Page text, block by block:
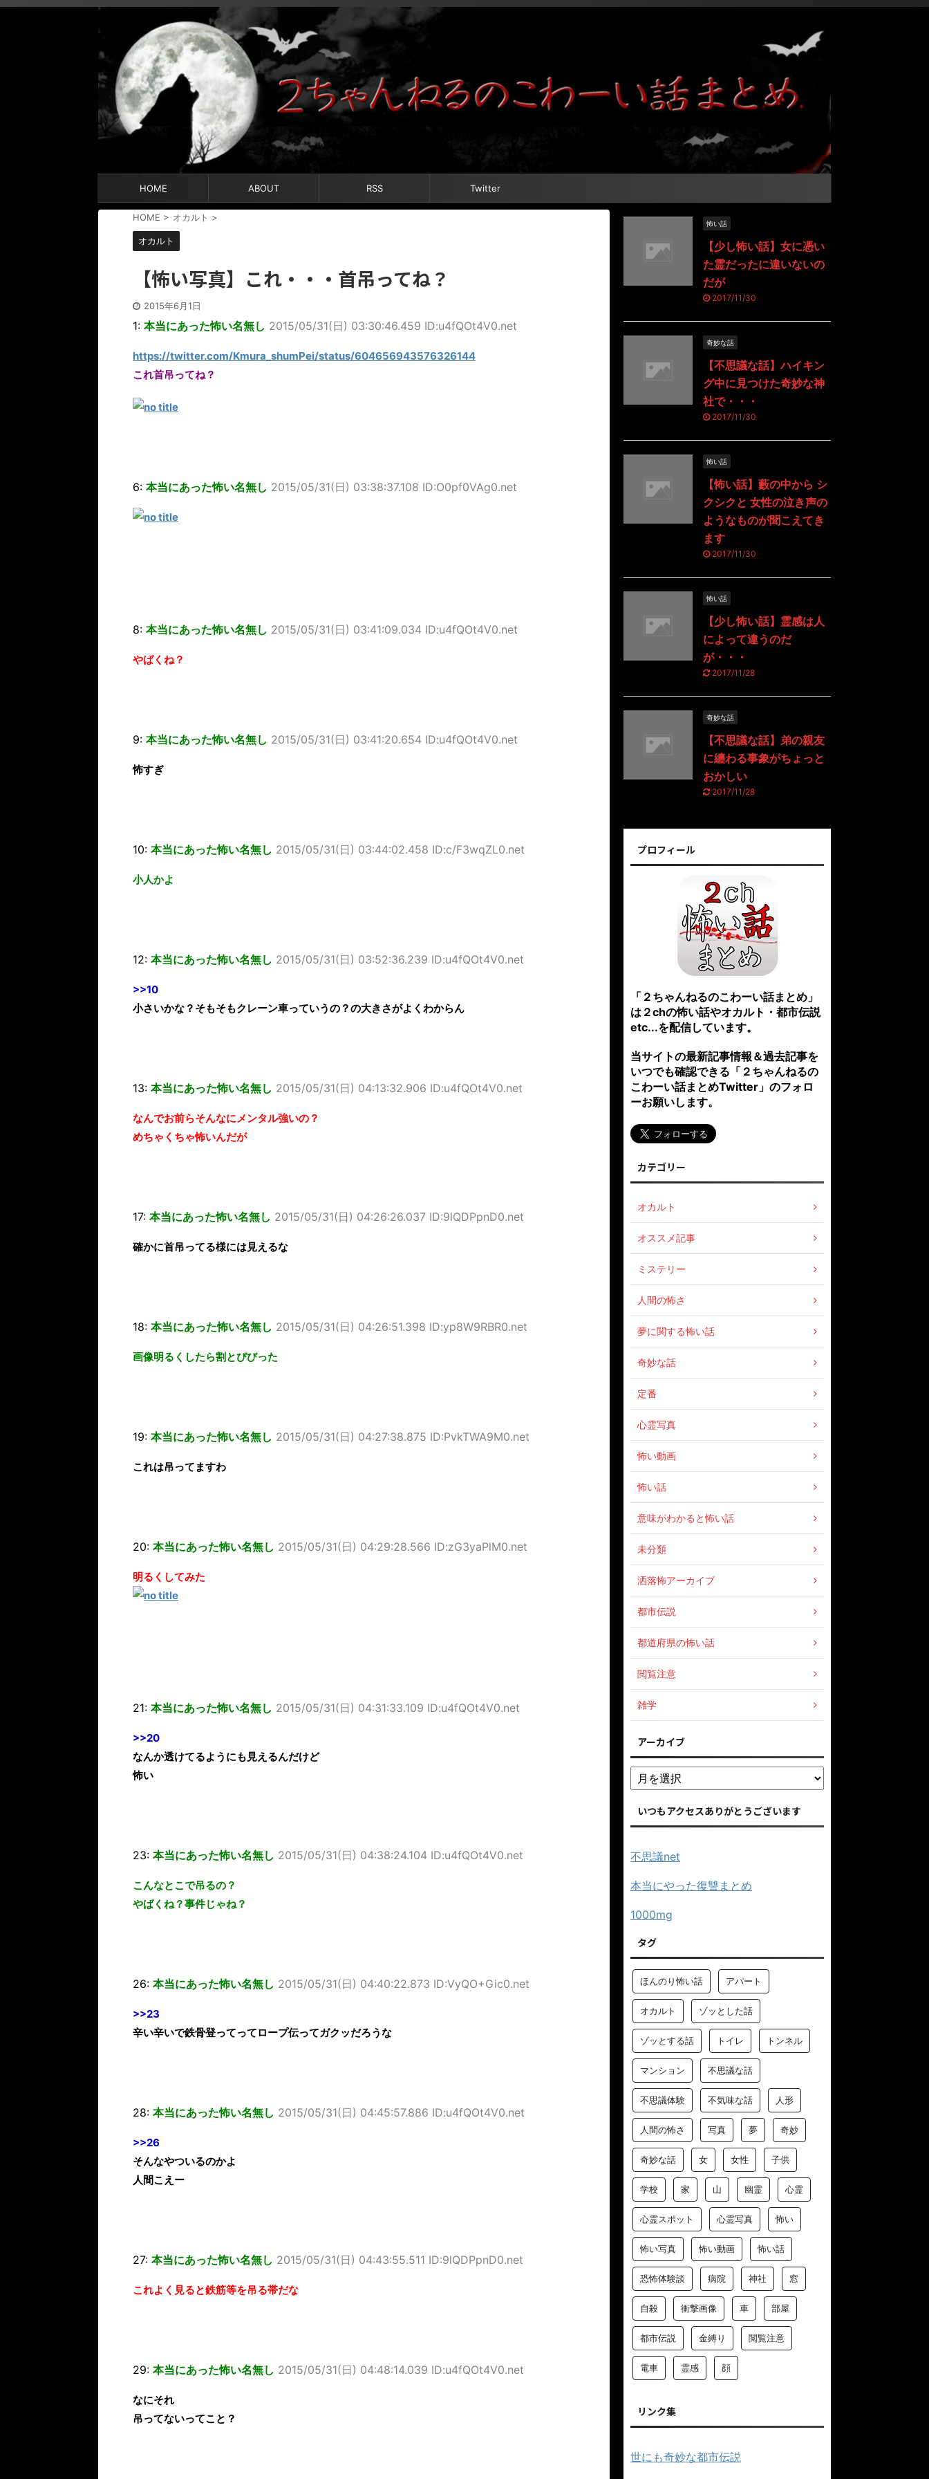
HOME ABOUT RSS Twitter
HOME > オカルト >
オカルト
【怖い写真】これ・・・首吊ってね？
2015年6月1日
1: 本当にあった怖い名無し 2015/05/31(日) 03:30:46.459 ID:u4fQOt4V0.net
https://twitter.com/Kmura_shumPei/status/604656943576326144
これ首吊ってね？
6: 本当にあった怖い名無し 2015/05/31(日) 03:38:37.108 ID:O0pf0VAg0.net
8: 本当にあった怖い名無し 2015/05/31(日) 03:41:09.034 ID:u4fQOt4V0.net
やばくね？
9: 本当にあった怖い名無し 2015/05/31(日) 03:41:20.654 ID:u4fQOt4V0.net
怖すぎ
10: 本当にあった怖い名無し 2015/05/31(日) 03:44:02.458 ID:c/F3wqZL0.net
小人かよ
12: 本当にあった怖い名無し 2015/05/31(日) 03:52:36.239 ID:u4fQOt4V0.net
>>10
小さいかな？そもそもクレーン車っていうの？の大きさがよくわからん
13: 本当にあった怖い名無し 2015/05/31(日) 04:13:32.906 ID:u4fQOt4V0.net
なんでお前らそんなにメンタル強いの？
めちゃくちゃ怖いんだが
17: 本当にあった怖い名無し 2015/05/31(日) 04:26:26.037 ID:9lQDPpnD0.net
確かに首吊ってる様には見えるな
18: 本当にあった怖い名無し 2015/05/31(日) 04:26:51.398 ID:yp8W9RBR0.net
画像明るくしたら割とびびった
19: 本当にあった怖い名無し 2015/05/31(日) 04:27:38.875 ID:PvkTWA9M0.net
これは吊ってますわ
20: 本当にあった怖い名無し 2015/05/31(日) 04:29:28.566 ID:zG3yaPlM0.net
明るくしてみた
21: 本当にあった怖い名無し 2015/05/31(日) 04:31:33.109 ID:u4fQOt4V0.net
>>20
なんか透けてるようにも見えるんだけど
怖い
23: 本当にあった怖い名無し 2015/05/31(日) 04:38:24.104 ID:u4fQOt4V0.net
こんなとこで吊るの？
やばくね？事件じゃね？
26: 本当にあった怖い名無し 2015/05/31(日) 04:40:22.873 ID:VyQO+Gic0.net
>>23
辛い辛いで鉄骨登ってってロープ伝ってガクッだろうな
28: 本当にあった怖い名無し 2015/05/31(日) 04:45:57.886 ID:u4fQOt4V0.net
>>26
そんなやついるのかよ
人間こえー
27: 本当にあった怖い名無し 2015/05/31(日) 04:43:55.511 ID:9lQDPpnD0.net
これよく見ると鉄筋等を吊る帯だな
29: 本当にあった怖い名無し 2015/05/31(日) 04:48:14.039 ID:u4fQOt4V0.net
なにそれ
吊ってないってこと？
怖い話
【少し怖い話】女に憑い
た霊だったに違いないの
だが
2017/11/30
奇妙な話
【不思議な話】ハイキン
グ中に見つけた奇妙な神
社で・・・
2017/11/30
怖い話
【怖い話】藪の中から シ
クシクと 女性の泣き声の
ようなものが聞こえてき
ます
2017/11/30
怖い話
【少し怖い話】霊感は人
によって違うのだ
が・・・
2017/11/28
奇妙な話
【不思議な話】弟の親友
に纏わる事象がちょっと
おかしい
2017/11/28
プロフィール
「２ちゃんねるのこわーい話まとめ」
は２chの怖い話やオカルト・都市伝説
etc...を配信しています。
当サイトの最新記事情報＆過去記事を
いつでも確認できる「２ちゃんねるの
こわーい話まとめTwitter」のフォロ
ーお願いします。
カテゴリー
オカルト
オススメ記事
ミステリー
人間の怖さ
夢に関する怖い話
奇妙な話
定番
心霊写真
怖い動画
怖い話
意味がわかると怖い話
未分類
洒落怖アーカイブ
都市伝説
都道府県の怖い話
閲覧注意
雑学
アーカイブ
いつもアクセスありがとうございます
不思議net
本当にやった復讐まとめ
1000mg
タグ
ほんのり怖い話 アパート
オカルト ゾッとした話
ゾッとする話 トイレ トンネル
マンション 不思議な話
不思議体験 不気味な話 人形
人間の怖さ 写真 夢 奇妙
奇妙な話 女 女性 子供
学校 家 山 幽霊 心霊
心霊スポット 心霊写真 怖い
怖い写真 怖い動画 怖い話
恐怖体験談 病院 神社 窓
自殺 衝撃画像 車 部屋
都市伝説 金縛り 閲覧注意
電車 霊感 顔
リンク集
世にも奇妙な都市伝説